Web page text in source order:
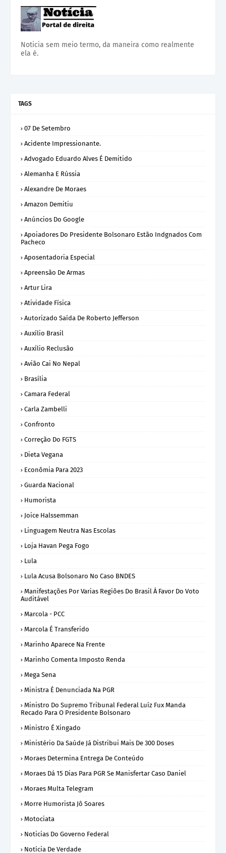
Noticia sem meio termo, da maneira como realmente
ela é.
TAGS
07 De Setembro
Acidente Impressionante.
Advogado Eduardo Alves É Demitido
Alemanha E Rússia
Alexandre De Moraes
Amazon Demitiu
Anúncios Do Google
Apoiadores Do Presidente Bolsonaro Estão Indgnados Com
Pacheco
Aposentadoria Especial
Apreensão De Armas
Artur Lira
Atividade Física
Autorizado Saída De Roberto Jefferson
Auxílio Brasil
Auxílio Reclusão
Avião Cai No Nepal
Brasília
Camara Federal
Carla Zambelli
Confronto
Correção Do FGTS
Dieta Vegana
Econômia Para 2023
Guarda Nacional
Humorista
Joice Halssemman
Linguagem Neutra Nas Escolas
Loja Havan Pega Fogo
Lula
Lula Acusa Bolsonaro No Caso BNDES
Manifestações Por Varias Regiões Do Brasil Á Favor Do Voto
Auditável
Marcola - PCC
Marcola É Transferido
Marinho Aparece Na Frente
Marinho Comenta Imposto Renda
Mega Sena
Ministra É Denunciada Na PGR
Ministro Do Supremo Tribunal Federal Luíz Fux Manda
Recado Para O Presidente Bolsonaro
Ministro É Xingado
Ministério Da Saúde Já Distribui Mais De 300 Doses
Moraes Determina Entrega De Conteúdo
Moraes Dá 15 Dias Para PGR Se Manisfertar Caso Daniel
Moraes Multa Telegram
Morre Humorista Jô Soares
Motociata
Noticias Do Governo Federal
Notícia De Verdade